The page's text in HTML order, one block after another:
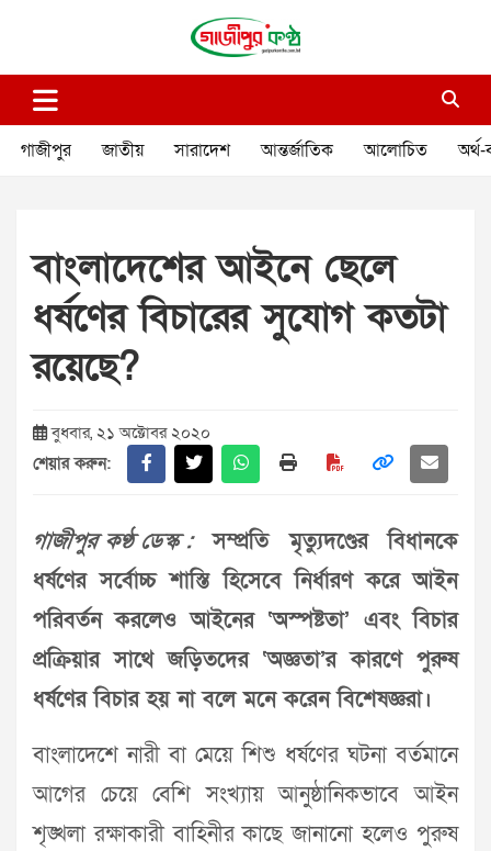
গাজীপুর কণ্ঠ
গাজীপুর জাতীয় সারাদেশ আন্তর্জাতিক আলোচিত অর্থ-
বাংলাদেশের আইনে ছেলে
ধর্ষণের বিচারের সুযোগ কতটা
রয়েছে?
বুধবার, ২১ অক্টোবর ২০২০
শেয়ার করুন:
গাজীপুর কণ্ঠ ডেস্ক :সম্প্রতি মৃত্যুদণ্ডের বিধানকে
ধর্ষণের সর্বোচ্চ শাস্তি হিসেবে নির্ধারণ করে আইন
পরিবর্তন করলেও আইনের ‘অস্পষ্টতা’ এবং বিচার
প্রক্রিয়ার সাথে জড়িতদের ‘অজ্ঞতা’র কারণে পুরুষ
ধর্ষণের বিচার হয় না বলে মনে করেন বিশেষজ্ঞরা।
বাংলাদেশে নারী বা মেয়ে শিশু ধর্ষণের ঘটনা বর্তমানে
আগের চেয়ে বেশি সংখ্যায় আনুষ্ঠানিকভাবে আইন
শৃঙ্খলা রক্ষাকারী বাহিনীর কাছে জানানো হলেও পুরুষ